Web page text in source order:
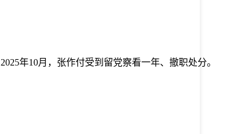
年10月，张作付受到留党察看一年、撤职处分。